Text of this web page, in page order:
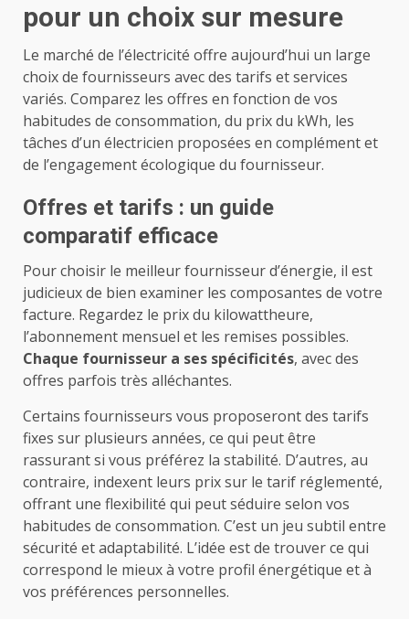
pour un choix sur mesure
Le marché de l’électricité offre aujourd’hui un large
choix de fournisseurs avec des tarifs et services
variés. Comparez les offres en fonction de vos
habitudes de consommation, du prix du kWh, les
tâches d’un électricien proposées en complément et
de l’engagement écologique du fournisseur.
Offres et tarifs : un guide
comparatif efficace
Pour choisir le meilleur fournisseur d’énergie, il est
judicieux de bien examiner les composantes de votre
facture. Regardez le prix du kilowattheure,
l’abonnement mensuel et les remises possibles.
Chaque fournisseur a ses spécificités, avec des
offres parfois très alléchantes.
Certains fournisseurs vous proposeront des tarifs
fixes sur plusieurs années, ce qui peut être
rassurant si vous préférez la stabilité. D’autres, au
contraire, indexent leurs prix sur le tarif réglementé,
offrant une flexibilité qui peut séduire selon vos
habitudes de consommation. C’est un jeu subtil entre
sécurité et adaptabilité. L’idée est de trouver ce qui
correspond le mieux à votre profil énergétique et à
vos préférences personnelles.